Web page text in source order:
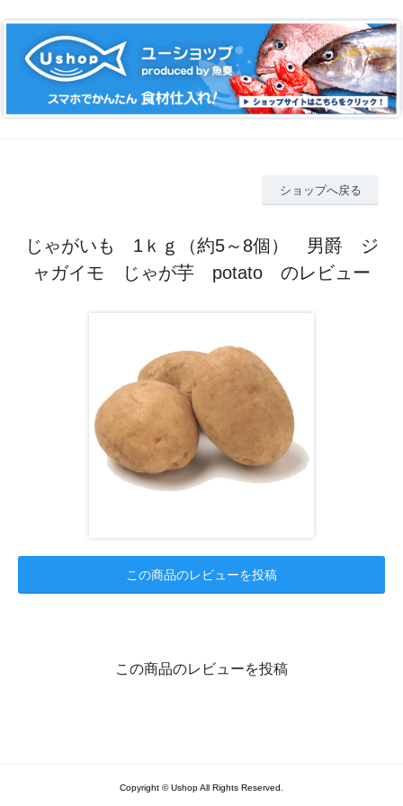
ショップへ戻る
じゃがいも 1ｋｇ（約5～8個） 男爵 ジ
ャガイモ じゃが芋 potato のレビュー
この商品のレビューを投稿
この商品のレビューを投稿
Copyright © Ushop All Rights Reserved.